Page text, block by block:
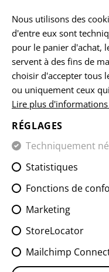
ACCUEIL
Nous utilisons des
d'entre eux sont
pour le panier d'achat,
servent à des fins de
choisir d'accepter tous
ou uniquement ceux
Lire plus
RÉGLAGES
Techniquement
Statistiques
Fonctions de
Marketing
StoreLocator
Mailchimp